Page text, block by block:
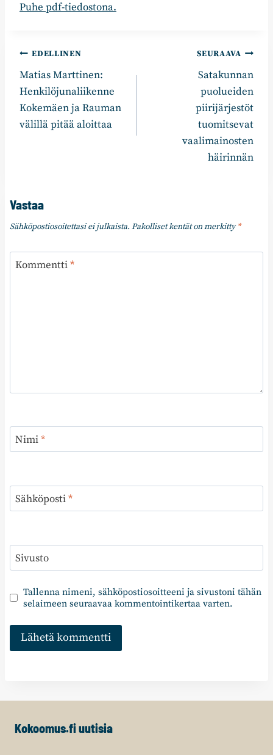
Puhe pdf-tiedostona.
Artikkelien
selaus
EDELLINEN
Matias Marttinen:
Henkilöjunaliikenne
Kokemäen ja Rauman
välillä pitää aloittaa
SEURAAVA
Satakunnan
puolueiden
piirijärjestöt
tuomitsevat
vaalimainosten
häirinnän
Vastaa
Sähköpostiosoitettasi ei julkaista. Pakolliset kentät on merkitty*
Kommentti*
Nimi*
Sähköposti*
Sivusto
Tallenna nimeni, sähköpostiosoitteeni ja sivustoni tähän
selaimeen seuraavaa kommentointikertaa varten.
Kokoomus.fi uutisia